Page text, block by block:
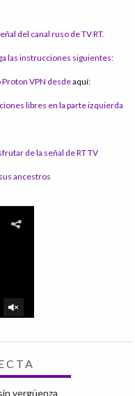
del canal ruso de TV RT.
las instrucciones siguientes:
VPN desdeaquí:
libres en la parte izquierda
de la señal de RT TV
ancestros